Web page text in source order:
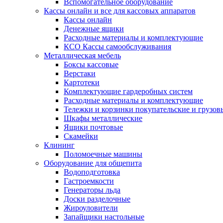
Вспомогательное оборудование
Кассы онлайн и все для кассовых аппаратов
Кассы онлайн
Денежные ящики
Расходные материалы и комплектующие
КСО Кассы самообслуживания
Металлическая мебель
Боксы кассовые
Верстаки
Картотеки
Комплектующие гардеробных систем
Расходные материалы и комплектующие
Тележки и корзинки покупательские и
Шкафы металлические
Ящики почтовые
Скамейки
Клининг
Поломоечные машины
Оборудование для общепита
Водоподготовка
Гастроемкости
Генераторы льда
Доски разделочные
Жироуловители
Запайщики настольные